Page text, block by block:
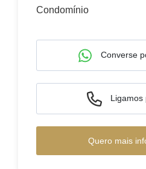
Condomínio
Converse
Ligamos
Quero mais